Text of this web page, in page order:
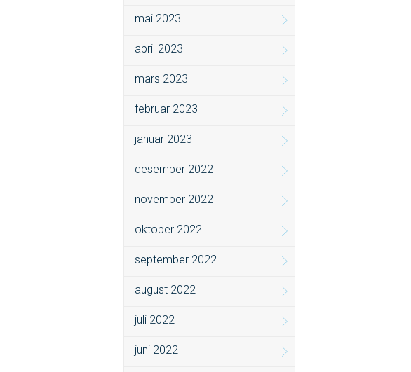
mai 2023
april 2023
mars 2023
februar 2023
januar 2023
desember 2022
november 2022
oktober 2022
september 2022
august 2022
juli 2022
juni 2022